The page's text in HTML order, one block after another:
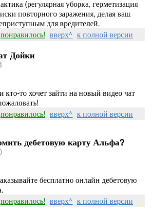
(регулярная уборка, герметизация
повторного заражения, делая ваш
для вредителей.
понравилось! вверх^ к полной версии
Дойки
кто-то хочет зайти на новый видео чат
понравилось! вверх^ к полной версии
дебетовую карту Альфа?
бесплатно онлайн дебетовую
понравилось! вверх^ к полной версии